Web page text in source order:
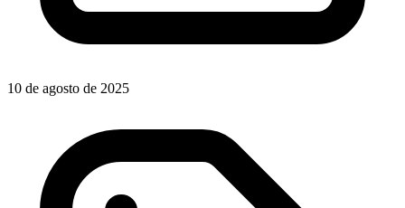
10 de agosto de 2025